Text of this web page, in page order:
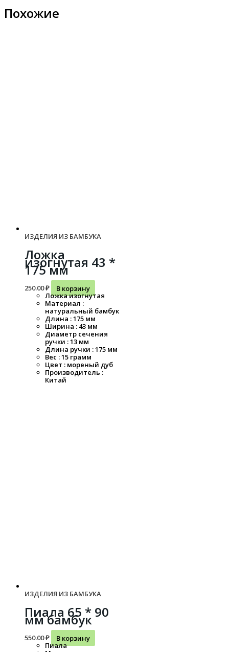
Похожие
ИЗДЕЛИЯ ИЗ БАМБУКА
Ложка
изогнутая 43 *
175 мм
250.00₽
В корзину
Ложка изогнутая
Материал :
натуральный бамбук
Длина : 175 мм
Ширина : 43 мм
Диаметр сечения
ручки : 13 мм
Длина ручки : 175 мм
Вес : 15 грамм
Цвет : мореный дуб
Производитель :
Китай
ИЗДЕЛИЯ ИЗ БАМБУКА
Пиала 65 * 90
мм бамбук
550.00₽
В корзину
Пиала